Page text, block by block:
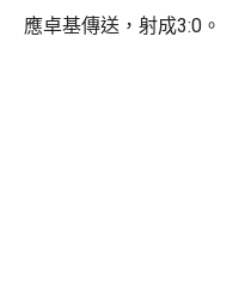
應卓基傳送，射成3:0。